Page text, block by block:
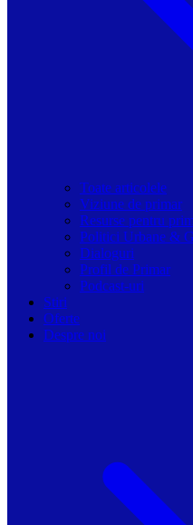
Toate articolele
Viziune de primar
Resurse pentru
Politici Urbane &
Dialoguri
Profil de Primar
Podcast-uri
Stiri
Oferte
Despre noi